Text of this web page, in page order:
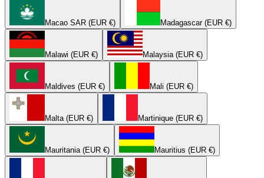
Macao SAR (EUR €) Madagascar (EUR €)
Malawi (EUR €) Malaysia (EUR €)
Maldives (EUR €) Mali (EUR €)
Malta (EUR €) Martinique (EUR €)
Mauritania (EUR €) Mauritius (EUR €)